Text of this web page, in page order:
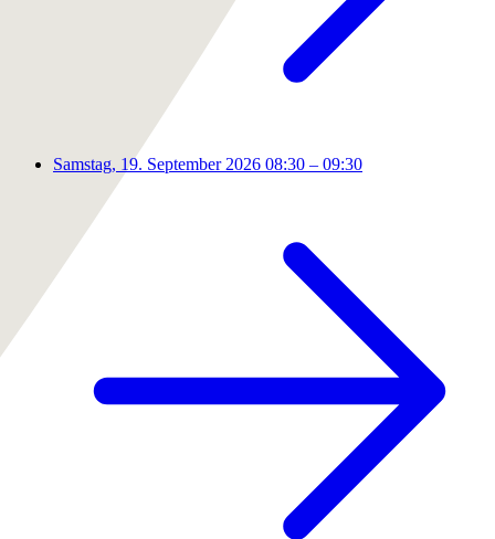
Samstag, 19. September 2026 08:30 – 09:30